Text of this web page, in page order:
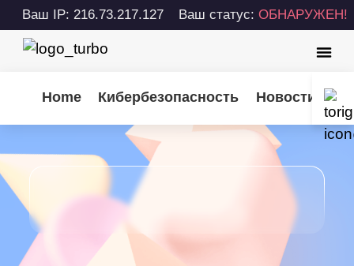
Ваш IP: 216.73.217.127 Ваш статус: ОБНАРУЖЕН!
Home Кибербезопасность Новости